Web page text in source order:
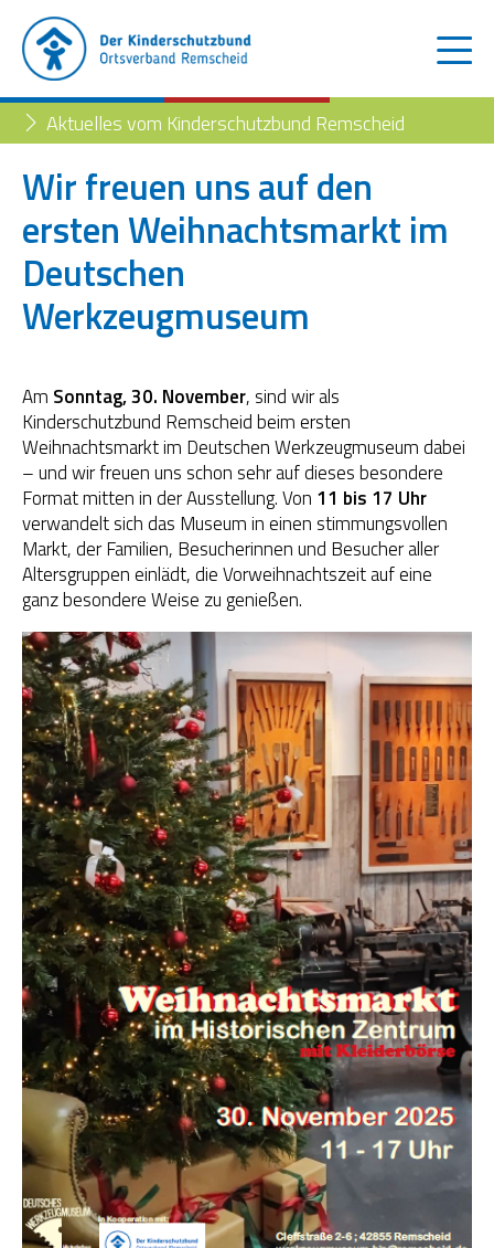
Der Kinderschutzbund
Aktuelles
Blog
Kinder- und Jugendtelefon
Trennung der Eltern
Familienberatungsstelle
Familienberatungsstelle
Fachstelle „Frühe Hilfen“
Müttertreff „Mama mia“
OGS Heinrich-Neumann-Schule
Fit für Kids – Elternkurse
Kinder im Blick – Elternkurse
Wohngemeinschaft
Kleiderläden
Aktuelles vom Kinderschutzbund Remscheid
Wir freuen uns auf den
ersten Weihnachtsmarkt im
Deutschen
Werkzeugmuseum
Am Sonntag, 30. November, sind wir als
Kinderschutzbund Remscheid beim ersten
Weihnachtsmarkt im Deutschen Werkzeugmuseum dabei
– und wir freuen uns schon sehr auf dieses besondere
Format mitten in der Ausstellung. Von 11 bis 17 Uhr
verwandelt sich das Museum in einen stimmungsvollen
Markt, der Familien, Besucherinnen und Besucher aller
Altersgruppen einlädt, die Vorweihnachtszeit auf eine
ganz besondere Weise zu genießen.